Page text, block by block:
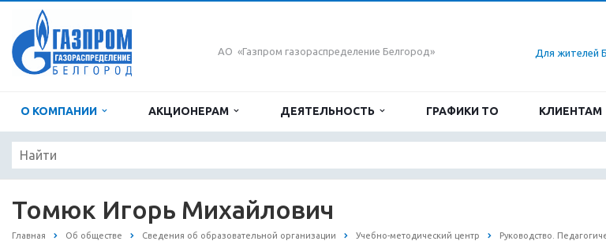
АО «Газпром газораспределение Белгород» Для жителей
О КОМПАНИИ АКЦИОНЕРАМ ДЕЯТЕЛЬНОСТЬ ГРАФИКИ ТО КЛИЕНТАМ
Томюк Игорь Михайлович
Главная Об обществе Сведения об образовательной организации Учебно-методический центр Руководство.